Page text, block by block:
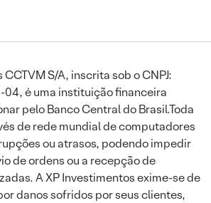
S/A, inscrita sob o CNPJ:
é uma instituição financeira
pelo Banco Central do Brasil.Toda
de rede mundial de computadores
ou atrasos, podendo impedir
de ordens ou a recepção de
A XP Investimentos exime-se de
danos sofridos por seus clientes,